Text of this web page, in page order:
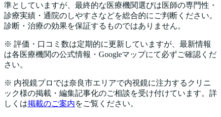
準としていますが、最終的な医療機関選びは医師の専門性・
診療実績・通院のしやすさなどを総合的にご判断ください。
診断・治療の効果を保証するものではありません。
※ 評価・口コミ数は定期的に更新していますが、最新情報
は各医療機関の公式情報・Googleマップにて必ずご確認くだ
さい。
※ 内視鏡プロでは奈良市エリアで内視鏡に注力するクリニ
ック様の掲載・編集記事化のご相談を受け付けています。詳
しくは掲載のご案内をご覧ください。